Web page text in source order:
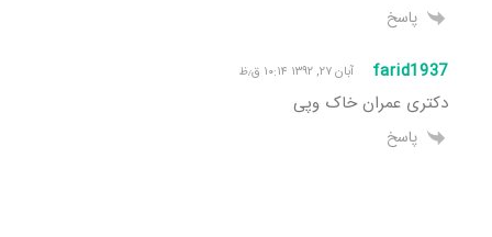
پاسخ
farid1937 آبان ۲۷, ۱۳۹۲ ۱۰:۱۴ ق٫ظ
دکتری عمران خاک وپی
پاسخ